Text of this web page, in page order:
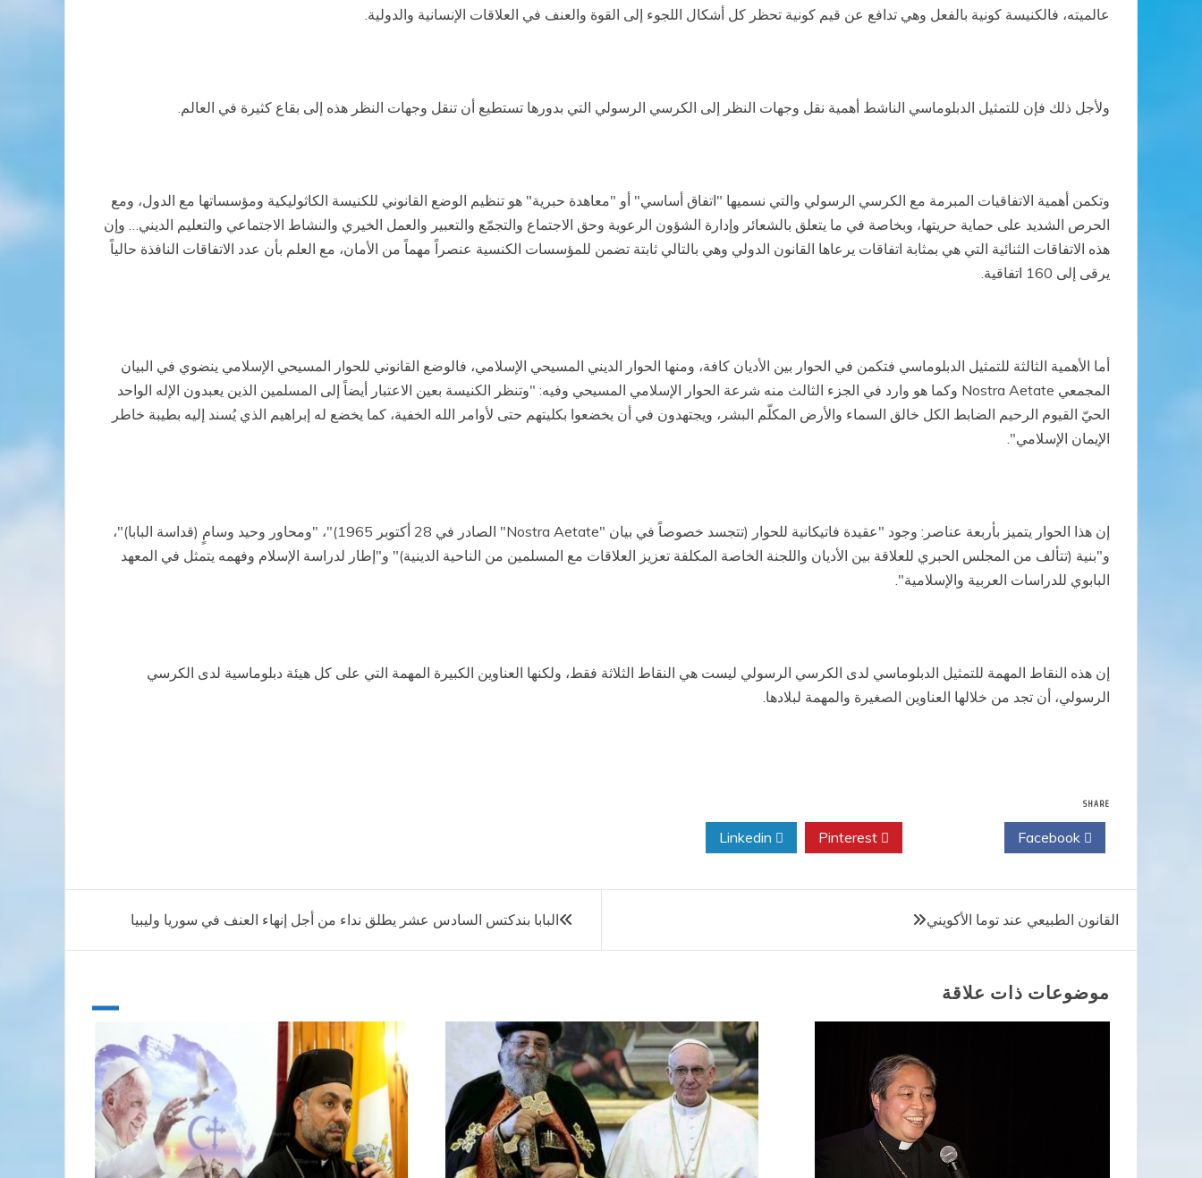
عالميته، فالكنيسة كونية بالفعل وهي تدافع عن قيم كونية تحظر كل أشكال اللجوء إلى القوة والعنف في العلاقات الإنسانية والدولية.
ولأجل ذلك فإن للتمثيل الدبلوماسي الناشط أهمية نقل وجهات النظر إلى الكرسي الرسولي التي بدورها تستطيع أن تنقل وجهات النظر هذه إلى بقاع كثيرة في العالم.
وتكمن أهمية الاتفاقيات المبرمة مع الكرسي الرسولي والتي نسميها "اتفاق أساسي" أو "معاهدة حبرية" هو تنظيم الوضع القانوني للكنيسة الكاثوليكية ومؤسساتها مع الدول، ومع
الحرص الشديد على حماية حريتها، وبخاصة في ما يتعلق بالشعائر وإدارة الشؤون الرعوية وحق الاجتماع والتجمّع والتعبير والعمل الخيري والنشاط الاجتماعي والتعليم الديني… وإن
هذه الاتفاقات الثنائية التي هي بمثابة اتفاقات يرعاها القانون الدولي وهي بالتالي ثابتة تضمن للمؤسسات الكنسية عنصراً مهماً من الأمان، مع العلم بأن عدد الاتفاقات النافذة حالياً
يرقى إلى 160 اتفاقية.
أما الأهمية الثالثة للتمثيل الدبلوماسي فتكمن في الحوار بين الأديان كافة، ومنها الحوار الديني المسيحي الإسلامي، فالوضع القانوني للحوار المسيحي الإسلامي ينضوي في البيان
المجمعي Nostra Aetate وكما هو وارد في الجزء الثالث منه شرعة الحوار الإسلامي المسيحي وفيه: "وتنظر الكنيسة بعين الاعتبار أيضاً إلى المسلمين الذين يعبدون الإله الواحد
الحيّ القيوم الرحيم الضابط الكل خالق السماء والأرض المكلّم البشر، ويجتهدون في أن يخضعوا بكليتهم حتى لأوامر الله الخفية، كما يخضع له إبراهيم الذي يُسند إليه بطيبة خاطر
الإيمان الإسلامي".
إن هذا الحوار يتميز بأربعة عناصر: وجود "عقيدة فاتيكانية للحوار (تتجسد خصوصاً في بيان "Nostra Aetate
" الصادر في 28 أكتوبر 1965)"، "ومحاور وحيد وسامٍ (قداسة البابا)"،
و"بنية (تتألف من المجلس الحبري للعلاقة بين الأديان واللجنة الخاصة المكلفة تعزيز العلاقات مع المسلمين من الناحية الدينية)" و"إطار لدراسة الإسلام وفهمه يتمثل في المعهد
البابوي للدراسات العربية والإسلامية".
إن هذه النقاط المهمة للتمثيل الدبلوماسي لدى الكرسي الرسولي ليست هي النقاط الثلاثة فقط، ولكنها العناوين الكبيرة المهمة التي على كل هيئة دبلوماسية لدى الكرسي
الرسولي، أن تجد من خلالها العناوين الصغيرة والمهمة لبلادها.
SHARE
تصفّح
المقالات
البابا بندكتس السادس عشر يطلق نداء من أجل إنهاء العنف في سوريا وليبيا القانون الطبيعي عند توما الأكويني
موضوعات ذات علاقة